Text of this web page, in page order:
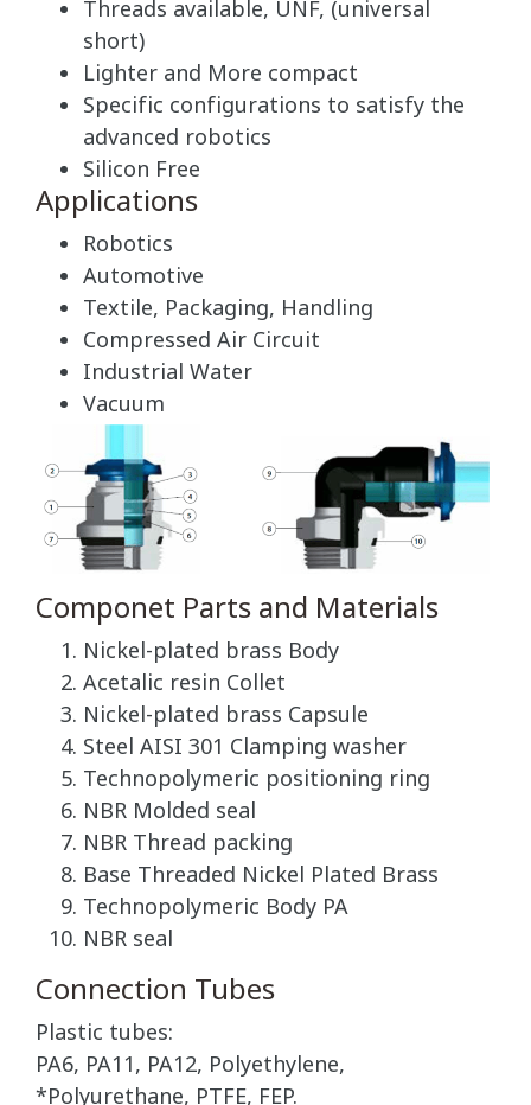
Threads available, UNF, (universal
short)
Lighter and More compact
Specific configurations to satisfy the
advanced robotics
Silicon Free
Applications
Robotics
Automotive
Textile, Packaging, Handling
Compressed Air Circuit
Industrial Water
Vacuum
Componet Parts and Materials
Nickel-plated brass Body
Acetalic resin Collet
Nickel-plated brass Capsule
Steel AISI 301 Clamping washer
Technopolymeric positioning ring
NBR Molded seal
NBR Thread packing
Base Threaded Nickel Plated Brass
Technopolymeric Body PA
NBR seal
Connection Tubes
Plastic tubes:
PA6, PA11, PA12, Polyethylene,
*Polyurethane, PTFE, FEP.